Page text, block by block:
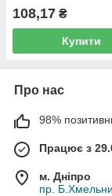
108,17 ₴
Купити
Про нас
98%
Працює з
м. Дніпро
пр.